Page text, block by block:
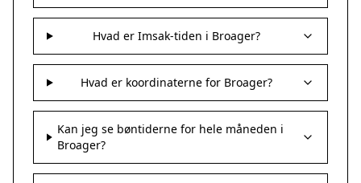
Hvad er Imsak-tiden i Broager?
Hvad er koordinaterne for Broager?
Kan jeg se bøntiderne for hele måneden i
Broager?